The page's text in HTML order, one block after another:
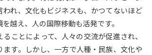
大学研究 大学検索
われ、文化もビジネスも、かつてないほど
越え、人の国際移動も活発です。
ことによって、人々の交流が促進され、
ます。しかし、一方で人種・民族、文化や